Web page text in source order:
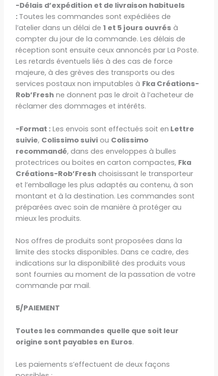
-Délais d’expédition et de livraison habituels
: Toutes les commandes sont expédiées de
l’atelier dans un délai de1 et 5 jours ouvrés à
compter du jour de la commande. Les délais de
réception sont ensuite ceux annoncés par La Poste.
Les retards éventuels liés à des cas de force
majeure, à des grèves des transports ou des
services postaux non imputables à Fka Créations-
Rob’Fresh ne donnent pas le droit à l’acheteur de
réclamer des dommages et intérêts.
-Format : Les envois sont effectués soit en Lettre
suivie, Colissimo suivi ou Colissimo
recommandé, dans des enveloppes à bulles
protectrices ou boites en carton compactes, Fka
Créations-Rob’Fresh choisissant le transporteur
et l’emballage les plus adaptés au contenu, à son
montant et à la destination. Les commandes sont
préparées avec soin de manière à protéger au
mieux les produits.
Nos offres de produits sont proposées dans la
limite des stocks disponibles. Dans ce cadre, des
indications sur la disponibilité des produits vous
sont fournies au moment de la passation de votre
commande par mail.
5/PAIEMENT
Toutes les commandes quelle que soit leur
origine sont payables en Euros.
Les paiements s’effectuent de deux façons